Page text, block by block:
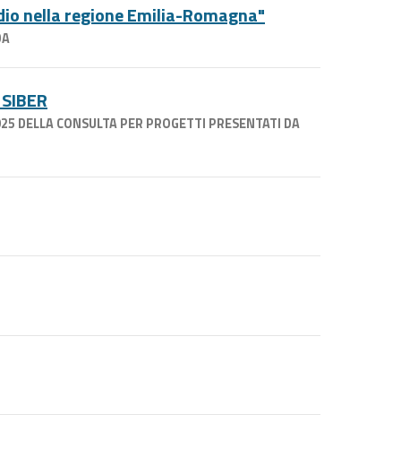
nella regione Emilia-Romagna"
DELLA CONSULTA PER PROGETTI PRESENTATI DA